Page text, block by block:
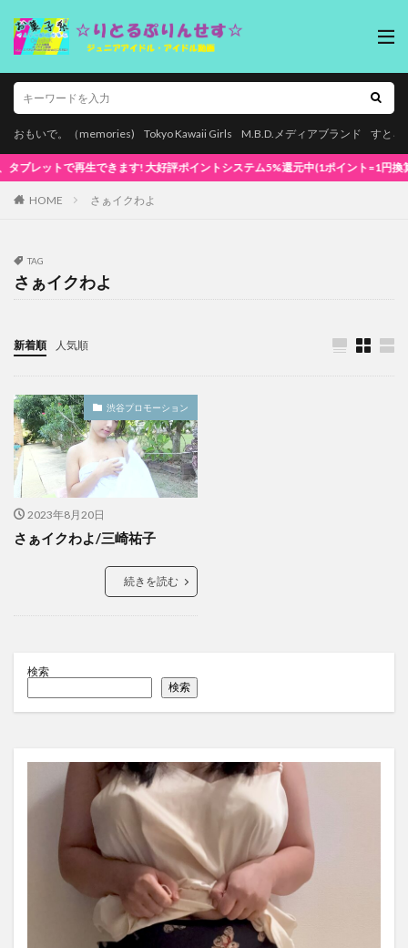
おもいで。（memories) Tokyo Kawaii Girls M.B.D.メディアブランド すとろ
きます! 大好評ポイントシステム5%還元中(1ポイント=1円換算) 初めてでも安
HOME さぁイクわよ
TAG
さぁイクわよ
新着順 人気順
渋谷プロモーション
2023年8月20日
さぁイクわよ/三崎祐子
続きを読む
検索
検索